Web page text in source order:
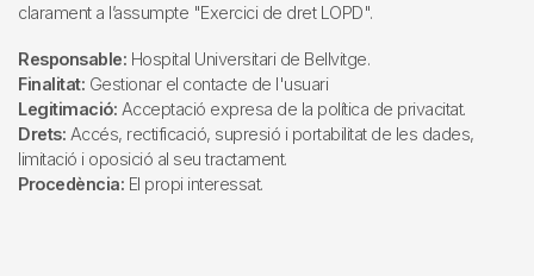
clarament a l’assumpte "Exercici de dret LOPD".
Responsable: Hospital Universitari de Bellvitge.
Finalitat: Gestionar el contacte de l'usuari
Legitimació: Acceptació expresa de la política de privacitat.
Drets: Accés, rectificació, supresió i portabilitat de les dades,
limitació i oposició al seu tractament.
Procedència: El propi interessat.